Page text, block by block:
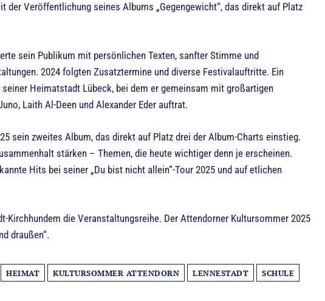
Veröffentlichung seines Albums „Gegengewicht“, das direkt auf Platz
sein Publikum mit persönlichen Texten, sanfter Stimme und
2024 folgten Zusatztermine und diverse Festivalauftritte. Ein
Heimatstadt Lübeck, bei dem er gemeinsam mit großartigen
Laith Al-Deen und Alexander Eder auftrat.
sein zweites Album, das direkt auf Platz drei der Album-Charts einstieg.
stärken – Themen, die heute wichtiger denn je erscheinen.
Hits bei seiner „Du bist nicht allein“-Tour 2025 und auf etlichen
die Veranstaltungsreihe. Der Attendorner Kultursommer 2025
draußen“.
HEIMAT KULTURSOMMER ATTENDORN LENNESTADT
SCHULE